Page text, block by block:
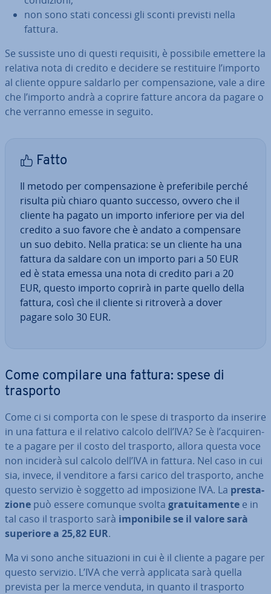
non sono stati concessi gli sconti previsti nella
fattura.
Se sussiste uno di questi requisiti, è possibile emettere la
relativa nota di credito e decidere se re­sti­tui­re l’importo
al cliente oppure saldarlo per com­pen­sa­zio­ne, vale a dire
che l’importo andrà a coprire fatture ancora da pagare o
che verranno emesse in seguito.
Fatto
Il metodo per com­pen­sa­zio­ne è pre­fe­ri­bi­le perché
risulta più chiaro quanto successo, ovvero che il
cliente ha pagato un importo inferiore per via del
credito a suo favore che è andato a com­pen­sa­re
un suo debito. Nella pratica: se un cliente ha una
fattura da saldare con un importo pari a 50 EUR
ed è stata emessa una nota di credito pari a 20
EUR, questo importo coprirà in parte quello della
fattura, così che il cliente si ritroverà a dover
pagare solo 30 EUR.
Come compilare una fattura: spese di
trasporto
Come ci si comporta con le spese di trasporto da inserire
in una fattura e il relativo calcolo dell’IVA? Se è l’ac­qui­ren­
te a pagare per il costo del trasporto, allora questa voce
non inciderà sul calcolo dell’IVA in fattura. Nel caso in cui
sia, invece, il venditore a farsi carico del trasporto, anche
questo servizio è soggetto ad im­po­si­zio­ne IVA. La pre­sta­
zio­ne può essere comunque svolta gra­tui­ta­men­te e in
tal caso il trasporto sarà im­po­ni­bi­le se il valore sarà
superiore a 25,82 EUR.
Ma vi sono anche si­tua­zio­ni in cui è il cliente a pagare per
questo servizio. L’IVA che verrà applicata sarà quella
prevista per la merce venduta, in quanto il trasporto